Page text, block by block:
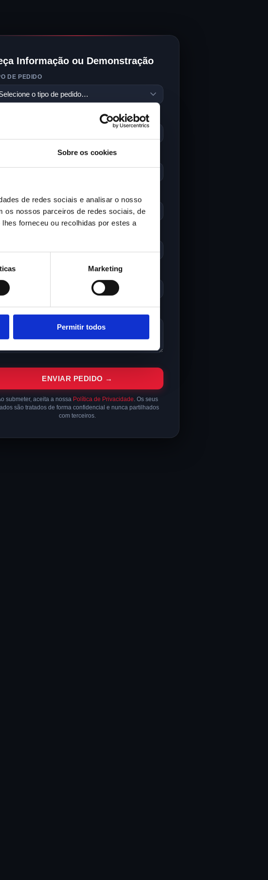
Sobre os cookies
de redes sociais e analisar o nosso
os nossos parceiros de redes sociais, de
forneceu ou recolhidas por estes a
Marketing
Permitir todos
Informação ou Demonstração
DE PEDIDO
PROFISSIONAL
DE ATIVIDADE
ENVIAR PEDIDO →
submeter, aceita a nossa Política de Privacidade . Os seus
são tratados de forma confidencial e nunca partilhados
com terceiros.